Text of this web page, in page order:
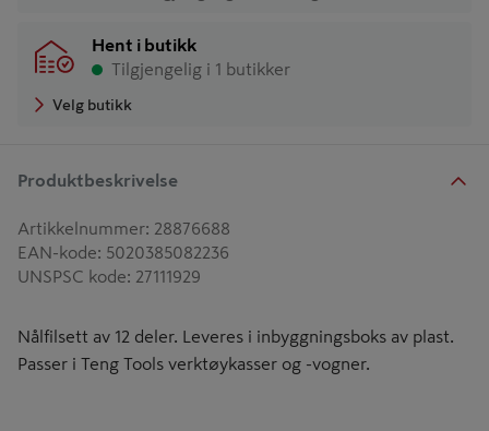
Hent i butikk
Tilgjengelig i 1 butikker
Velg butikk
Produktbeskrivelse
Artikkelnummer: 28876688
EAN-kode: 5020385082236
UNSPSC kode: 27111929
Nålfilsett av 12 deler. Leveres i inbyggningsboks av plast.
Passer i Teng Tools verktøykasser og -vogner.